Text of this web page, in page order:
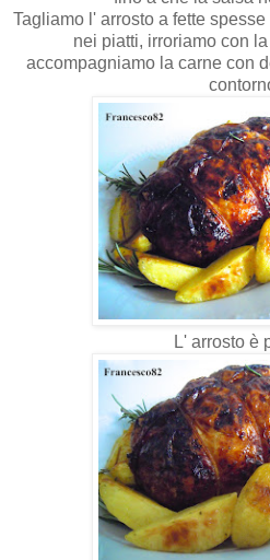
Tagliamo l' arrosto a fette
nei piatti, irroriamo con
accompagniamo la carne con
L' arrosto è